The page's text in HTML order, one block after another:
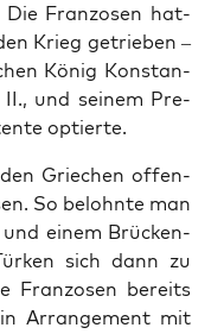
Die Fran­zo­sen hat­
Krieg getrie­ben –
König Kon­stan­
und sei­nem Pre­
optierte.
Grie­chen offen­
So belohn­te man
einem Brü­cken­
sich dann zu
Fran­zo­sen bereits
Arran­ge­ment mit